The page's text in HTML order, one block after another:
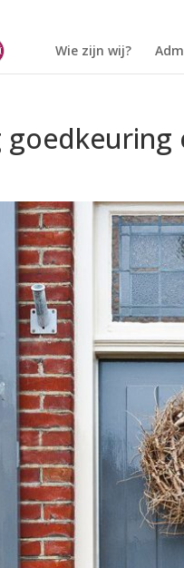
Wie zijn wij?